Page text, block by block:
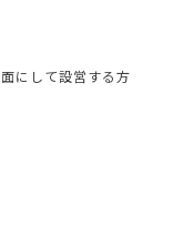
にして設営する方